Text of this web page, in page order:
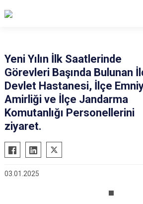
Aladağ
Ceyhan
Feke
İmamoğlu
Karaisalı
Karataş
Kozan
Seyhan
Yeni Yılın İlk Saatlerinde
Görevleri Başında Bulunan
Devlet Hastanesi, İlçe
Amirliği ve İlçe Jandarma
Komutanlığı Personellerini
ziyaret.
03.01.2025